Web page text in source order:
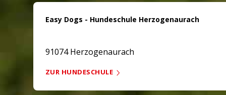
Easy Dogs - Hundeschule Herzogenaurach
91074 Herzogenaurach
ZUR HUNDESCHULE